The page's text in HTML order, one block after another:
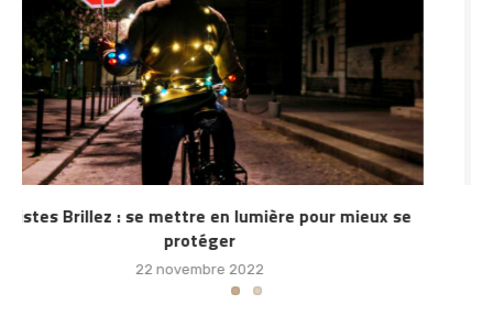
Cyclistes Brillez : une ballade nocturne à Saint-Malo
30 octobre 2021